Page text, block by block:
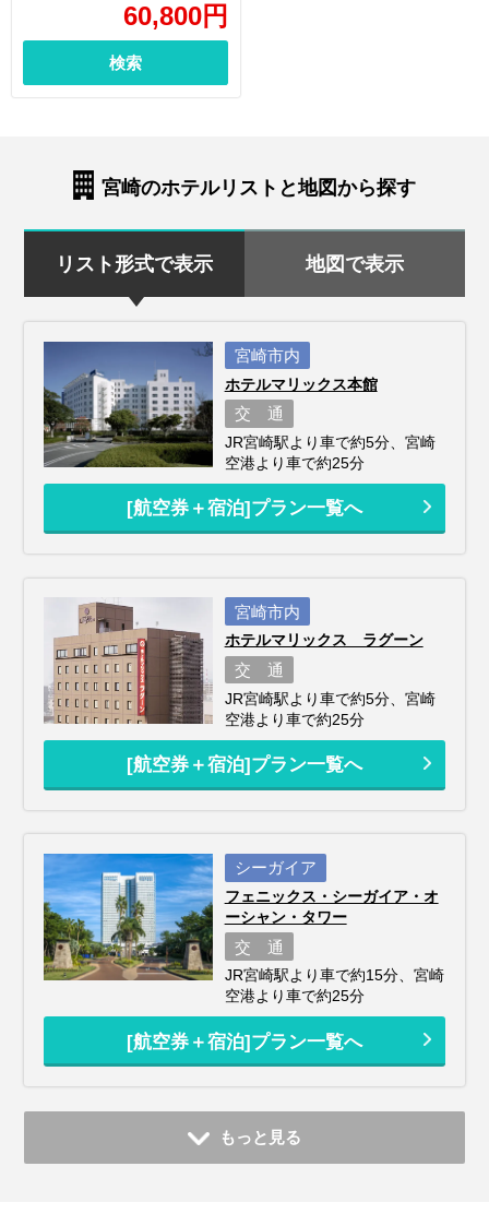
60,800円
検索
宮崎のホテルリストと地図から探す
リスト形式で表示 地図で表示
宮崎市内
ホテルマリックス本館
交 通
JR宮崎駅より車で約5分、宮崎
空港より車で約25分
[航空券＋宿泊]プラン一覧へ
宮崎市内
ホテルマリックス ラグーン
交 通
JR宮崎駅より車で約5分、宮崎
空港より車で約25分
[航空券＋宿泊]プラン一覧へ
シーガイア
フェニックス・シーガイア・オ
ーシャン・タワー
交 通
JR宮崎駅より車で約15分、宮崎
空港より車で約25分
[航空券＋宿泊]プラン一覧へ
もっと見る